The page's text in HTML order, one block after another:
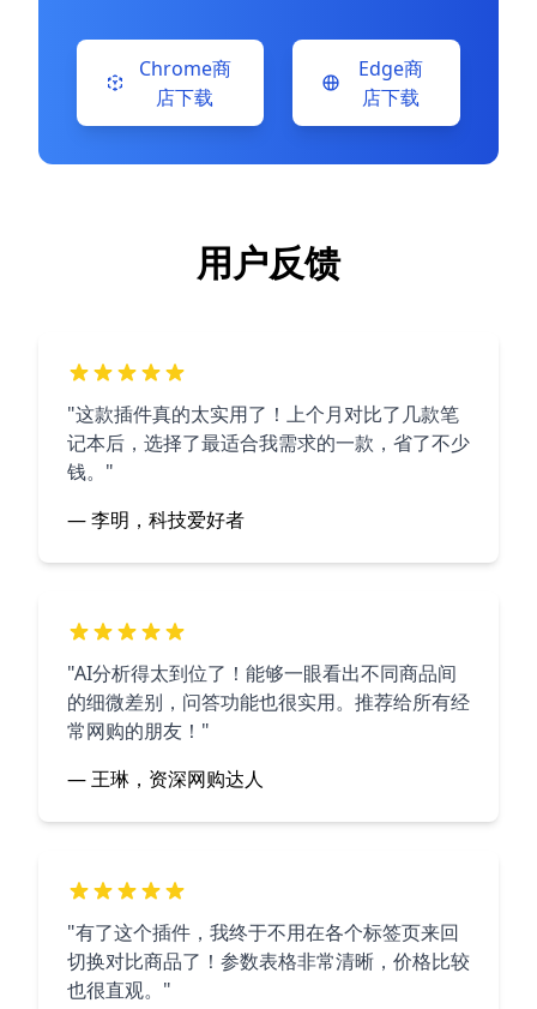
Chrome商
店下载
Edge商
店下载
用户反馈
"这款插件真的太实用了！上个月对比了几款笔
记本后，选择了最适合我需求的一款，省了不少
钱。"
— 李明，科技爱好者
"AI分析得太到位了！能够一眼看出不同商品间
的细微差别，问答功能也很实用。推荐给所有经
常网购的朋友！"
— 王琳，资深网购达人
"有了这个插件，我终于不用在各个标签页来回
切换对比商品了！参数表格非常清晰，价格比较
也很直观。"